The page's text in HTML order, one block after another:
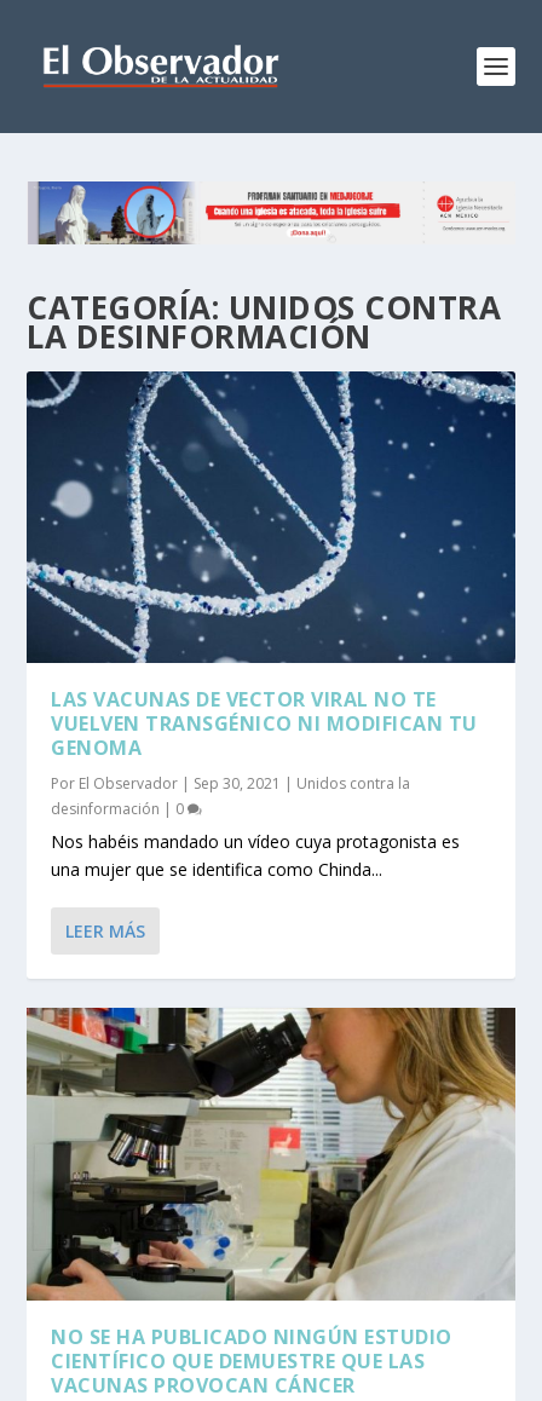
CATEGORÍA: UNIDOS CONTRA
LA DESINFORMACIÓN
LAS VACUNAS DE VECTOR VIRAL NO TE
VUELVEN TRANSGÉNICO NI MODIFICAN TU
GENOMA
Por El Observador Sep 30, 2021
Unidos contra la
desinformación
0
Nos habéis mandado un vídeo cuya protagonista es
una mujer que se identifica como Chinda...
LEER MÁS
NO SE HA PUBLICADO NINGÚN ESTUDIO
CIENTÍFICO QUE DEMUESTRE QUE LAS
VACUNAS PROVOCAN CÁNCER